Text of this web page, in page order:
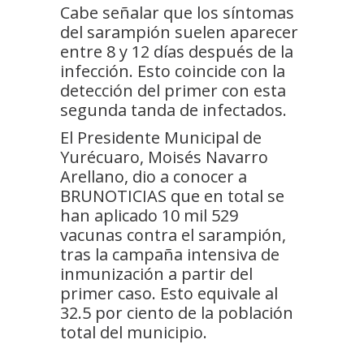
Cabe señalar que los síntomas
del sarampión suelen aparecer
entre 8 y 12 días después de la
infección. Esto coincide con la
detección del primer con esta
segunda tanda de infectados.
El Presidente Municipal de
Yurécuaro, Moisés Navarro
Arellano, dio a conocer a
BRUNOTICIAS que en total se
han aplicado 10 mil 529
vacunas contra el sarampión,
tras la campaña intensiva de
inmunización a partir del
primer caso. Esto equivale al
32.5 por ciento de la población
total del municipio.